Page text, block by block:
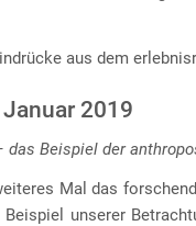
aus dem
2019
Beispiel der
Mal das
unserer